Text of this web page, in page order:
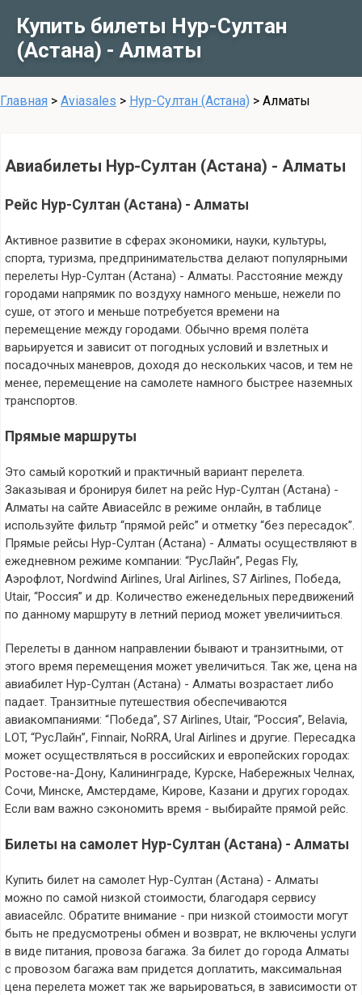
Купить билеты Нур-Султан
(Астана) - Алматы
Главная > Aviasales > Нур-Султан (Астана) > Алматы
Авиабилеты Нур-Султан (Астана) - Алматы
Рейс Нур-Султан (Астана) - Алматы
Активное развитие в сферах экономики, науки, культуры,
спорта, туризма, предпринимательства делают популярными
перелеты Нур-Султан (Астана) - Алматы. Расстояние между
городами напрямик по воздуху намного меньше, нежели по
суше, от этого и меньше потребуется времени на
перемещение между городами. Обычно время полёта
варьируется и зависит от погодных условий и взлетных и
посадочных маневров, доходя до нескольких часов, и тем не
менее, перемещение на самолете намного быстрее наземных
транспортов.
Прямые маршруты
Это самый короткий и практичный вариант перелета.
Заказывая и бронируя билет на рейс Нур-Султан (Астана) -
Алматы на сайте Авиасейлс в режиме онлайн, в таблице
используйте фильтр “прямой рейс” и отметку “без пересадок”.
Прямые рейсы Нур-Султан (Астана) - Алматы осуществляют в
ежедневном режиме компании: “РусЛайн”, Pegas Fly,
Аэрофлот, Nordwind Airlines, Ural Airlines, S7 Airlines, Победа,
Utair, “Россия” и др. Количество еженедельных передвижений
по данному маршруту в летний период может увеличииться.
Перелеты в данном направлении бывают и транзитными, от
этого время перемещения может увеличиться. Так же, цена на
авиабилет Нур-Султан (Астана) - Алматы возрастает либо
падает. Транзитные путешествия обеспечиваются
авиакомпаниями: “Победа”, S7 Airlines, Utair, “Россия”, Belavia,
LOT, “РусЛайн”, Finnair, NoRRA, Ural Airlines и другие. Пересадка
может осуществляться в российских и европейских городах:
Ростове-на-Дону, Калининграде, Курске, Набережных Челнах,
Сочи, Минске, Амстердаме, Кирове, Казани и других городах.
Если вам важно сэкономить время - выбирайте прямой рейс.
Билеты на самолет Нур-Султан (Астана) - Алматы
Купить билет на самолет Нур-Султан (Астана) - Алматы
можно по самой низкой стоимости, благодаря сервису
авиасейлс. Обратите внимание - при низкой стоимости могут
быть не предусмотрены обмен и возврат, не включены услуги
в виде питания, провоза багажа. За билет до города Алматы
с провозом багажа вам придется доплатить, максимальная
цена перелета может так же варьироваться, в зависимости от